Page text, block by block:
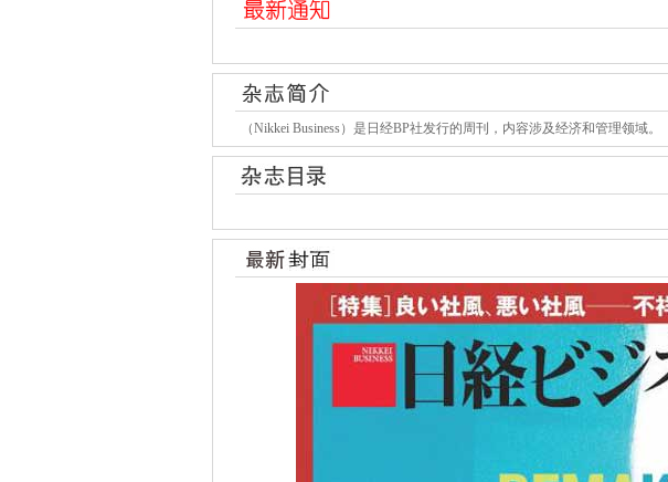
（Nikkei Business）是日经BP社发行的周刊，内容涉及经济和管理领域。